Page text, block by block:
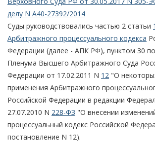
делу N А40-27392/2014
Суды руководствовались частью 2 статьи
Арбитражного процессуального кодекса
Федерации (далее - АПК РФ), пунктом 30
Пленума Высшего Арбитражного Суда
Федерации от 17.02.2011 N 12 "О
применения Арбитражного
Российской Федерации в редакции
27.07.2010 N 228-ФЗ "О внесении
процессуальный кодекс Российской
постановление N 12).